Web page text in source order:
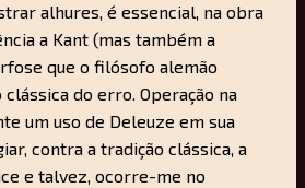
alhures, é essencial, na obra
a Kant (mas também a
que o filósofo alemão
do erro. Operação na
um uso de Deleuze em sua
contra a tradição clássica, a
e talvez, ocorre-me no